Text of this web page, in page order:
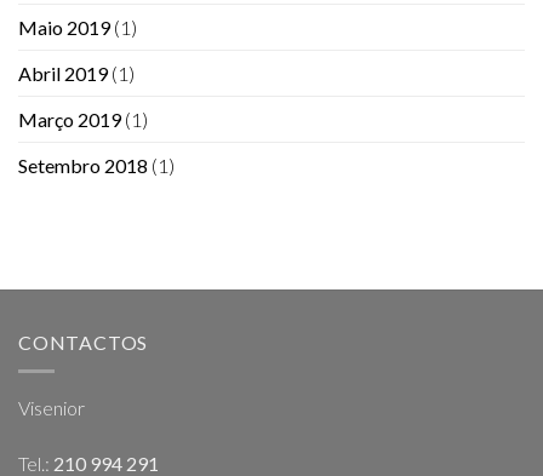
Maio 2019(1)
Abril 2019(1)
Março 2019(1)
Setembro 2018 (1)
CONTACTOS
Visenior
Tel.: 210 994 291